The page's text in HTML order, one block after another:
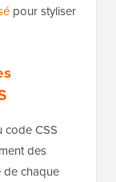
pour styliser
code CSS
des
de chaque